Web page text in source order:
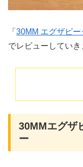
「 30MM エグザビ
でレビューしていき
30MMエグザ
ー